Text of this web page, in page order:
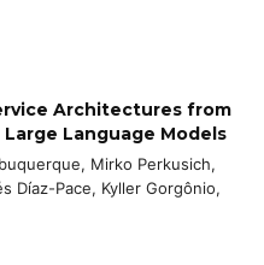
Architectures from
Language Models
Mirko Perkusich,
Díaz-Pace, Kyller Gorgônio,